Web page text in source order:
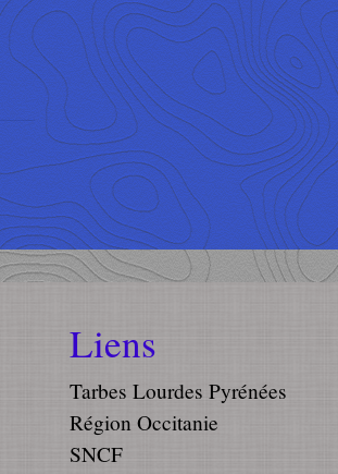
Liens
Tarbes Lourdes Pyrénées
Région Occitanie
SNCF